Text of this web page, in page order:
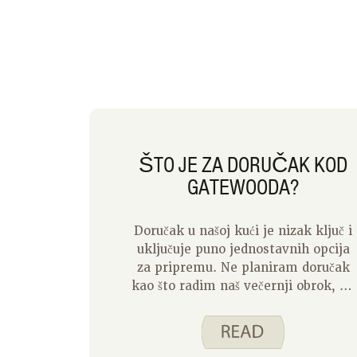
ŠTO JE ZA DORUČAK KOD
GATEWOODA?
Doručak u našoj kući je nizak ključ i
uključuje puno jednostavnih opcija
za pripremu. Ne planiram doručak
kao što radim naš večernji obrok, ali
koje možemo birati. Neki od naših
omiljenih predmeta uključuju